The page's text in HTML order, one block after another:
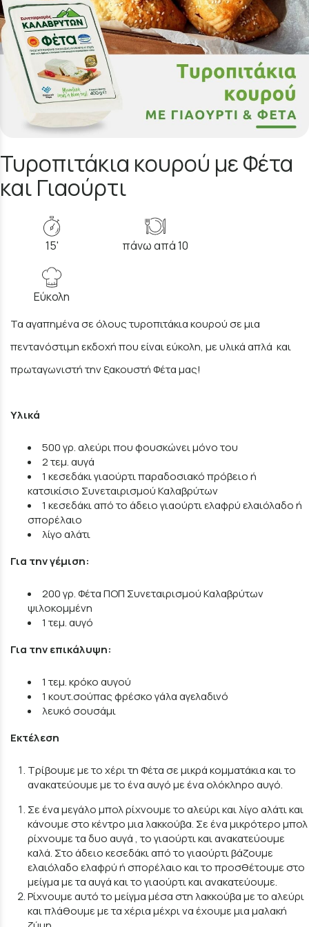
Τυροπιτάκια κουρού με Φέτα
και Γιαούρτι
15' πάνω απά 10
Εύκολη
Τα αγαπημένα σε όλους τυροπιτάκια κουρού σε μια
πεντανόστιμη εκδοχή που είναι εύκολη, με υλικά απλά και
πρωταγωνιστή την ξακουστή Φέτα μας!
Υλικά
500 γρ. αλεύρι που φουσκώνει μόνο του
2 τεμ. αυγά
1 κεσεδάκι γιαούρτι παραδοσιακό πρόβειο ή
κατσικίσιο Συνεταιρισμού Καλαβρύτων
1 κεσεδάκι από το άδειο γιαούρτι ελαφρύ ελαιόλαδο ή
σπορέλαιο
λίγο αλάτι
Για την γέμιση:
200 γρ. Φέτα ΠΟΠ Συνεταιρισμού Καλαβρύτων
ψιλοκομμένη
1 τεμ. αυγό
Για την επικάλυψη:
1 τεμ. κρόκο αυγού
1 κουτ.σούπας φρέσκο γάλα αγελαδινό
λευκό σουσάμι
Εκτέλεση
Τρίβουμε με το χέρι τη Φέτα σε μικρά κομματάκια και το
ανακατεύουμε με το ένα αυγό με ένα ολόκληρο αυγό.
Σε ένα μεγάλο μπολ ρίχνουμε το αλεύρι και λίγο αλάτι και
κάνουμε στο κέντρο μια λακκούβα. Σε ένα μικρότερο μπολ
ρίχνουμε τα δυο αυγά , το γιαούρτι και ανακατεύουμε
καλά. Στο άδειο κεσεδάκι από το γιαούρτι βάζουμε
ελαιόλαδο ελαφρύ ή σπορέλαιο και το προσθέτουμε στο
μείγμα με τα αυγά και το γιαούρτι και ανακατεύουμε.
Ρίχνουμε αυτό το μείγμα μέσα στη λακκούβα με το αλεύρι
και πλάθουμε με τα χέρια μέχρι να έχουμε μια μαλακή